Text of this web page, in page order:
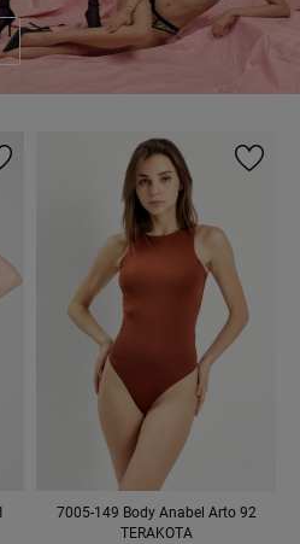
7005-149 Body Anabel Arto 92
TERAKOTA